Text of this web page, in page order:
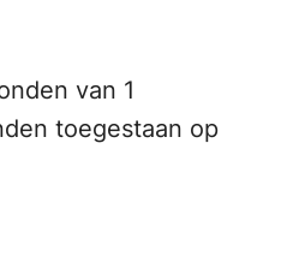
van 1
toegestaan op